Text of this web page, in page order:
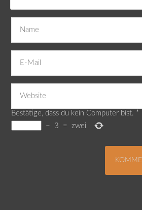
Bestätige, dass du kein Computer bist. *
−
3 = zwei